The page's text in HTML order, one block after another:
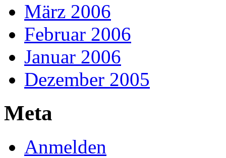
März 2006
Februar 2006
Januar 2006
Dezember 2005
Meta
Anmelden